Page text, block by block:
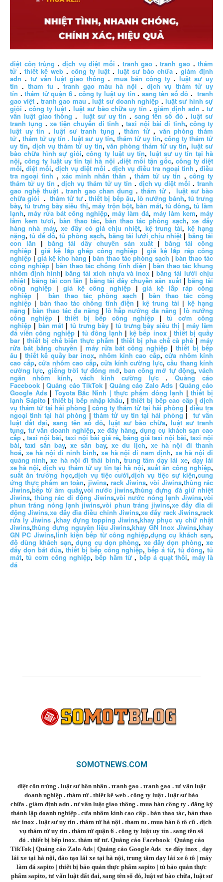
diệt côn trùng .dịch vụ diệt mối . tranh gao .tranh gao .thám
tử. thiết kế web . công ty luật . luật sư bào chữa .giám định
adn .tư vấn luật giao thông. mua bán công ty. luật sư uy
tín . tham tu .tranh gạo màu hà nội .dịch vụ thám tử uy
tín .thám tử quận 6. công ty luật uy tín . sang tên sổ đỏ .tranh
gao việt .tranh gao mau .luật sư doanh nghiệp .luật sư hình sự
giỏi . công ty luật. luật sư bào chữa uy tín .giám định adn .tư
vấn luật giao thông .luật sư uy tín .sang tên sổ đỏ.luật sư
tranh tụng . xe tiện chuyến đi tỉnh ,taxi nội bài đi tỉnh, công ty
luật uy tín .luật sư tranh tụng ,thám tử, văn phòng thám
tử,thám tử uy tín . luật sư uy tín, thám tử uy tín, công ty thám tử
uy tín, dịch vụ thám tử uy tín,văn phòng thám tử uy tín,luật sư
bào chữa hình sự giỏi,công ty luật uy tín, luật sư uy tín tại hà
nội,công ty luật uy tín tại hà nội .diệt mối tận gốc, công ty diệt
mối,diệt mối,dịch vụ diệt mối .dịch vụ điều tra ngoại tình ,điều
tra ngoại tình ,xác minh nhân thân ,thám tử uy tín , công ty
thám tử uy tín ,dịch vụ thám tử uy tín . dịch vụ diệt mối .tranh
gao nghệ thuật.tranh gao chan dung . thám tử.luật sư bào
chữa giỏi .thám tử tư.thiết bị bếp âu,lò nướng bánh, tủ trưng
bày,tủ trưng bày siêu thị,máy trộn bột,bàn mát,tủ đông, tủ làm
lạnh, máy rửa bát công nghiệp, máy làm đá, máy làm kem, máy
làm kem tươi,bàn thao tác,bàn thao tác phòng sạch,xe đẩy
hàng nhà máy, xe đẩy có giá chịu nhiệt, kệ trung tải, kệ hạng
nặng,tủ để đồ,tủ phòng sạch, băng tải lưới chịu nhiệt| băng tải
con lăn | băng tải dây chuyền sản xuất | băng tải công
nghiệp | giá kệ lắp ghép công nghiệp |giá kệ lắp ráp công
nghiệp |giá kệ kho hàng |bàn thao tác phòng sạch | bàn thao tác
công nghiệp|bàn thao tác chống tĩnh điện |bàn thao tác khung
nhôm định hình| băng tải xích nhựa và inox|băng tải lưới chịu
nhiệt |băng tải con lăn | băng tải dây chuyền sản xuất |băng tải
công nghiệp|giá kệ công nghiệp |giá kệ lắp ráp công
nghiệp |bàn thao tác phòng sạch| bàn thao tác công
nghiệp | bàn thao tác chống tĩnh điện | kệ trung tải | kệ hạng
nặng| bàn thao tác đa năng|lò hấp nướng đa năng |lò nướng
công nghiệp|thiết bị bếp công nghiệp|tủ cơm công
nghiệp |bàn mát | tủ trưng bày | tủ trưng bày siêu thị |máy làm
đá viên công nghiệp | tủ đông lạnh |kệ bếp inox| thiết bị quầy
bar | thiết bị chế biến thực phẩm | thiết bị pha chế cà phê| máy
rửa bát băng chuyền | máy rửa bát công nghiệp|thiết bị bếp
âu | thiết kế quầy bar inox, nhôm kính cao cấp,cửa nhôm kính
cao cấp, cửa nhôm cao cấp, cửa kính cường lực, cầu thang kính
cường lực, giếng trời tự đóng mở, ban công mở tự động, vách
ngăn nhôm kính, vách kính cường lực .Quảng cáo
Facebook |Quảng cáo TikTok | Quảng cáo Zalo Ads |Quảng cáo
Google Ads| Toyota Bắc Ninh | thực phẩm đông lạnh |thiết bị
lạnh Sápito |thiết bị bếp nhập khẩu, |thiết bị bếp cao cấp|dịch
vụ thám tử tại hải phòng | công ty thám tử tại hải phòng |điều tra
ngoại tình tại hải phòng |thám tử uy tín tại hải phòng | tư vấn
luật đất đai, sang tên sổ đỏ, luật sư bào chữa, luật sư tranh
tụng, tư vấn doanh nghiệp,xe đẩy hàng,dụng cụ khách sạn cao
cấp, taxi nội bài, taxi nội bài giá rẻ, bảng giá taxi nội bài, taxi nội
bài,taxi sân bay,xe sân bay,xe du lịch, xe hà nội đi thanh
hoá, xe hà nội đi ninh bình, xe hà nội đi nam định,xe hà nội đi
quảng ninh,xe hà nội đi thái bình, trung tâm dạy lái xe, dạy lái
xe hà nội,dịch vụ thám tử uy tín tại hà nội,suất ăn công nghiệp,
suất ăn trường học,dịch vụ tiệc cưới,dịch vụ tiệc sự kiện,cung
ứng thực phẩm an toàn, jiwins, rack Jiwins, vòi Jiwins,thùng rác
Jiwins,bếp từ âm quầy,vòi nước jiwins,thùng đựng đá giữ nhiệt
Jiwins,thùng rác di động Jiwins,vòi nước nóng lạnh Jiwins,vòi
phun tráng nóng lạnh jiwins,vòi phun tráng jiwins,xe đẩy đĩa di
động Jiwins,xe đẩy đĩa điều chỉnh Jiwins,xe đẩy rack Jiwins,rack
rửa ly Jiwins ,khay đựng topping Jiwins,khay phục vụ chữ nhật
Jiwins,thùng đựng nguyên liệu Jiwins,khay GN Inox Jiwins,khay
GN PC Jiwins,linh kiện bếp từ công nghiệp,dụng cụ khách sạn,
đồ dùng khách sạn,dụng cụ dọn phòng,xe đẩy dọn phòng,xe
đẩy dọn bát đũa,thiết bị bếp công nghiệp,bếp á từ,tủ đông,tủ
mát,tủ cơm công nghiệp,bếp hầm từ ,bếp á quạt thổi, máy là
đá
SOMOTNEWS.COM
diệt côn trùng . luật sư hôn nhân . tranh gao . tranh gao . tư vấn luật
doanh nghiệp . thám tử . thiết kế web . công ty luật . luật sư bào
chữa . giám định adn. tư vấn luật giao thông . mua bán công ty. đăng ký
thành lập doanh nghiệp . cửa nhôm kính cao cấp . bàn thao tác, bàn thao
tác inox . luật sư uy tín. thám tử hà nội . tham tu. mua bán ô tô cũ. dịch
vụ thám tử uy tín . thám tử quận 6 . công ty luật uy tín . sang tên sổ
đỏ . thiết bị bếp inox. thám tử tư. Quảng cáo Facebook| Quảng cáo
TikTok | Quảng cáo Zalo Ads | Quảng cáo Google Ads | xe đẩy inox
dạy
lái xe tại hà nội, đào tạo lái xe tại hà nội, trung tâm dạy lái xe ô tô | máy
làm đá sapito | thiết bị bảo quản thực phẩm sapito | tủ bảo quản thực
phẩm sapito, tư vấn luật đất đai, sang tên sổ đỏ, luật sư bào chữa, luật sư